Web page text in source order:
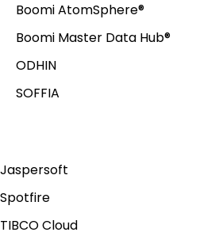
Boomi AtomSphere®
Boomi Master Data Hub®
ODHIN
SOFFIA
Jaspersoft
Spotfire
TIBCO Cloud